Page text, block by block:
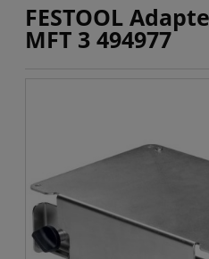
FESTOOL
MFT 3 494977